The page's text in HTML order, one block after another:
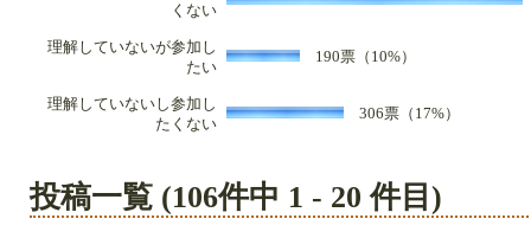
くない
理解していないが参加し
たい
190票（10%）
理解していないし参加し
たくない
306票（17%）
投稿一覧 (106件中 1 - 20 件目)